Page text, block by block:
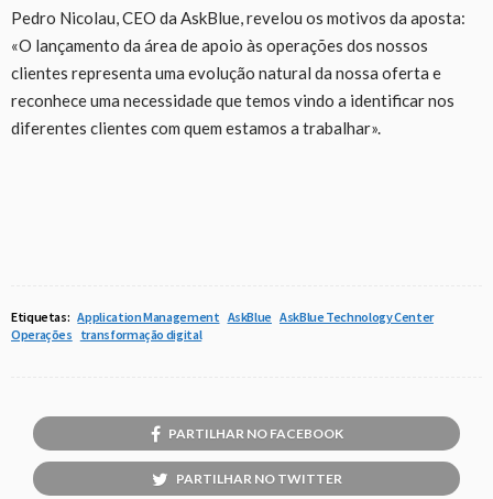
Pedro Nicolau, CEO da AskBlue, revelou os motivos da aposta:
«O lançamento da área de apoio às operações dos nossos
clientes representa uma evolução natural da nossa oferta e
reconhece uma necessidade que temos vindo a identificar nos
diferentes clientes com quem estamos a trabalhar».
Etiquetas: Application Management AskBlue AskBlue Technology Center
Operações transformação digital
PARTILHAR NO FACEBOOK
PARTILHAR NO TWITTER